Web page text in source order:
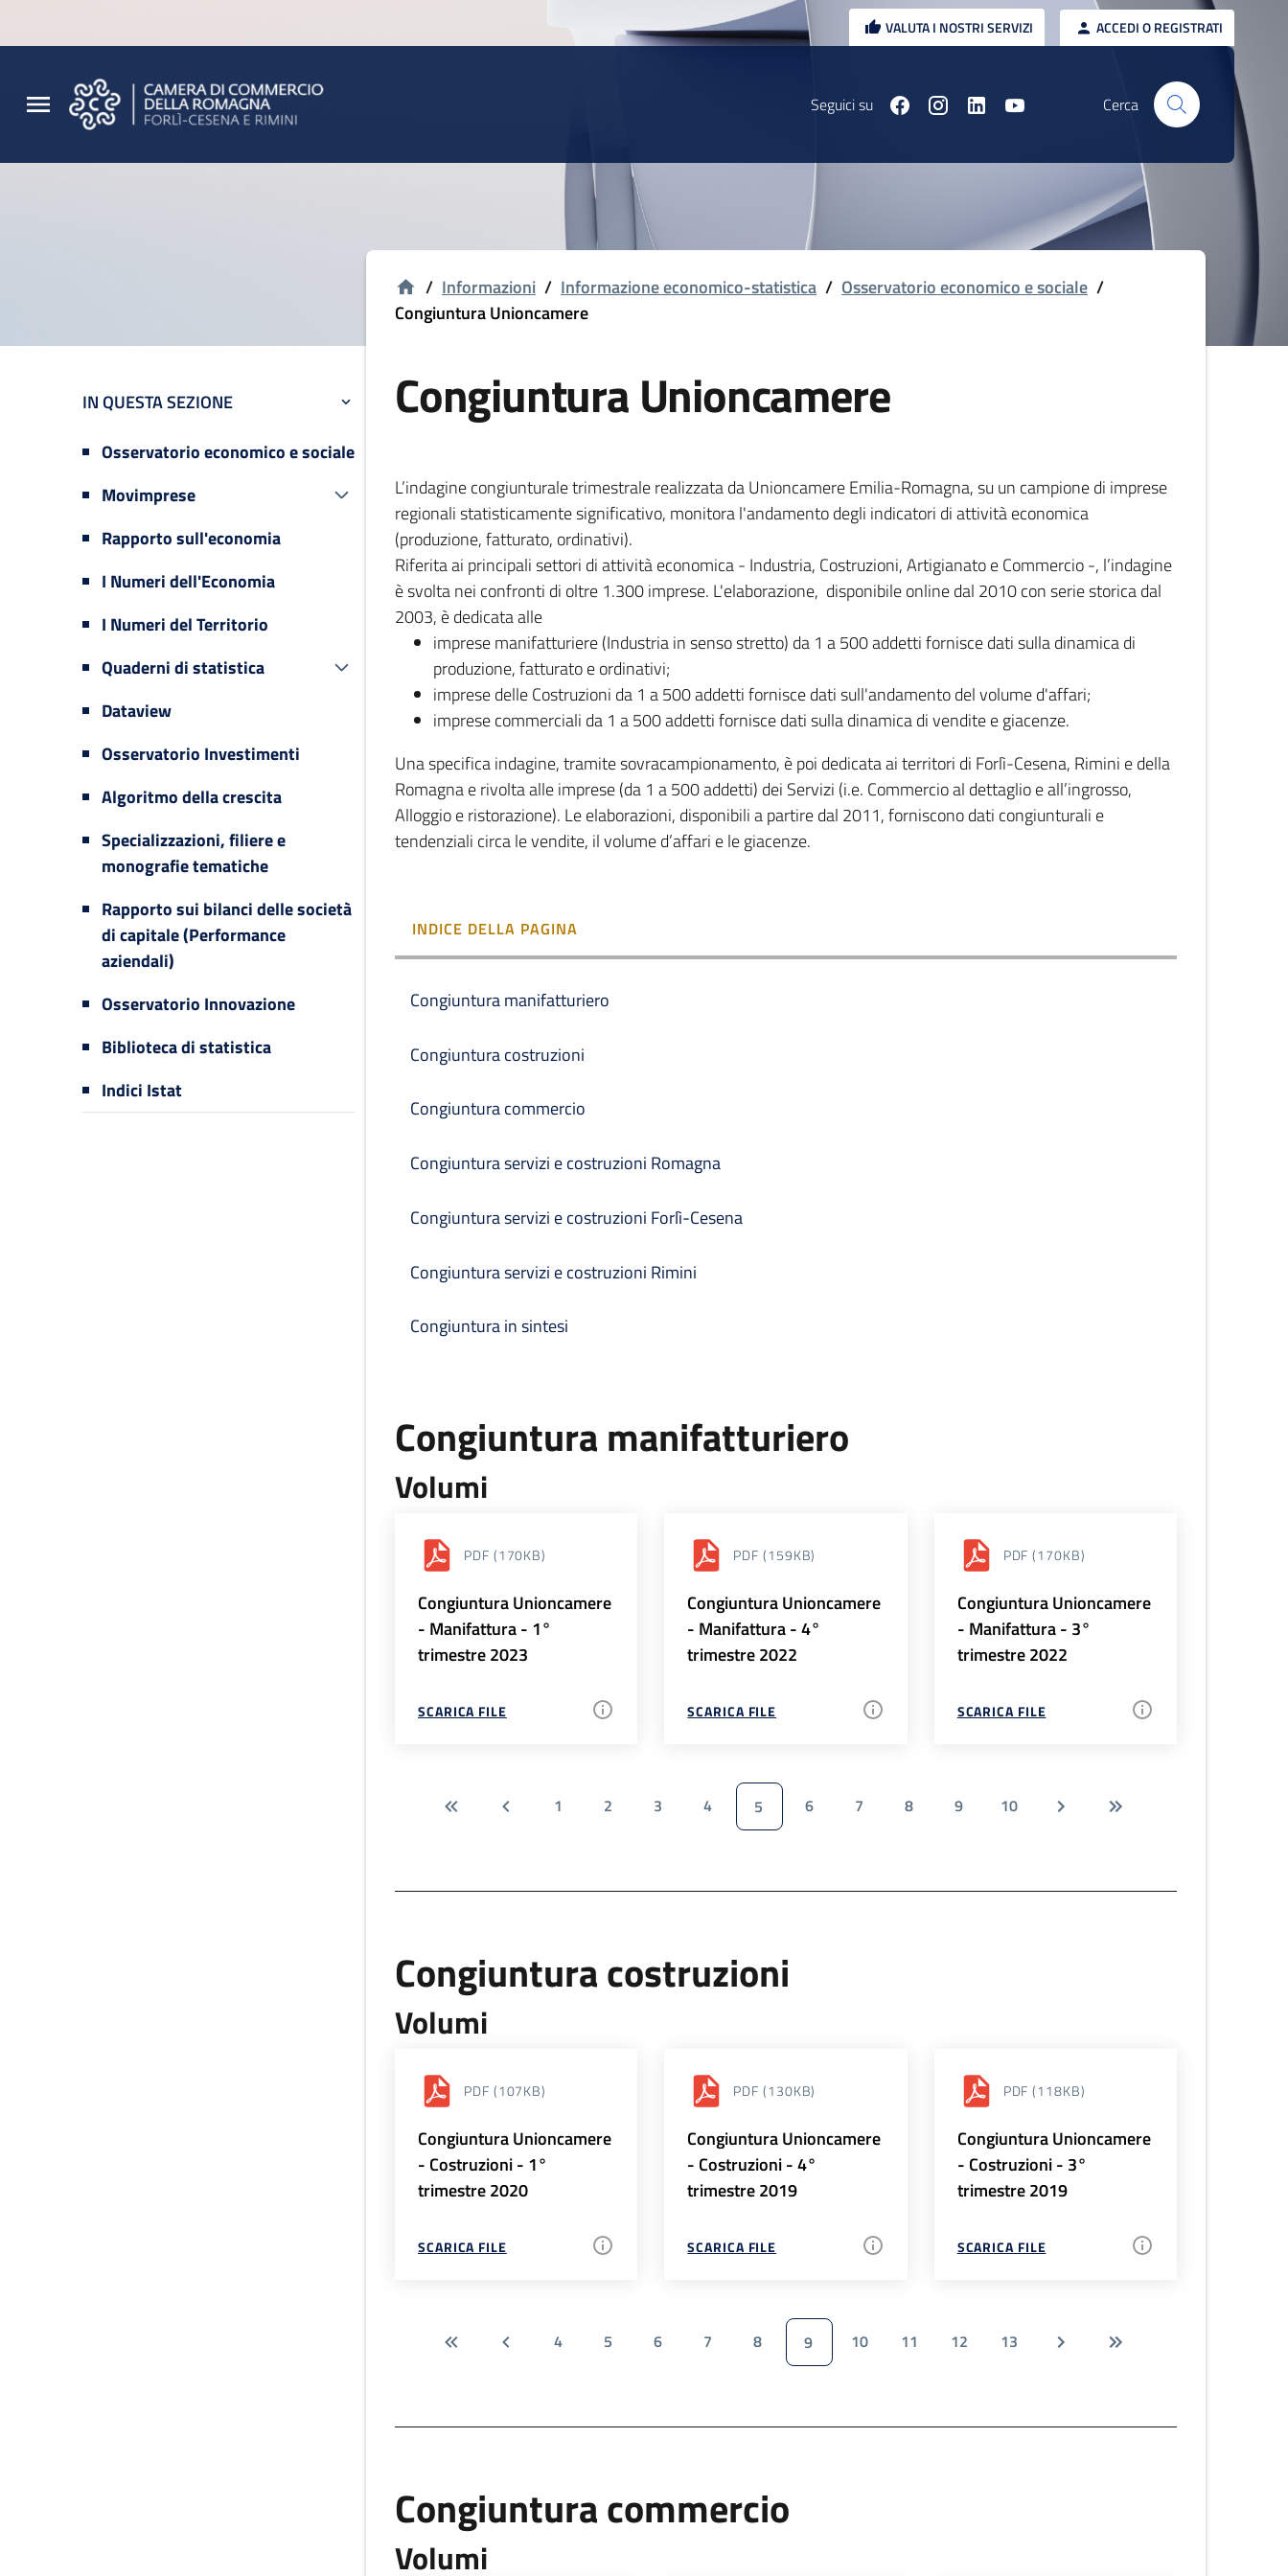
VALUTA I NOSTRI SERVIZI ACCEDI O REGISTRATI
Seguici su Cerca
IN QUESTA SEZIONE
Osservatorio economico e sociale
Movimprese
Rapporto sull'economia
I Numeri dell'Economia
I Numeri del Territorio
Quaderni di statistica
Dataview
Osservatorio Investimenti
Algoritmo della crescita
Specializzazioni, filiere e
monografie tematiche
Rapporto sui bilanci delle società
di capitale (Performance
aziendali)
Osservatorio Innovazione
Biblioteca di statistica
Indici Istat
/ Informazioni / Informazione economico-statistica / Osservatorio economico e sociale /
Congiuntura Unioncamere
Congiuntura Unioncamere
L’indagine congiunturale trimestrale realizzata da Unioncamere Emilia-Romagna, su un campione di imprese
regionali statisticamente significativo, monitora l'andamento degli indicatori di attività economica
(produzione, fatturato, ordinativi).
Riferita ai principali settori di attività economica - Industria, Costruzioni, Artigianato e Commercio -, l’indagine
è svolta nei confronti di oltre 1.300 imprese. L'elaborazione, disponibile online dal 2010 con serie storica dal
2003, è dedicata alle
imprese manifatturiere (Industria in senso stretto) da 1 a 500 addetti fornisce dati sulla dinamica di
produzione, fatturato e ordinativi;
imprese delle Costruzioni da 1 a 500 addetti fornisce dati sull'andamento del volume d'affari;
imprese commerciali da 1 a 500 addetti fornisce dati sulla dinamica di vendite e giacenze.
Una specifica indagine, tramite sovracampionamento, è poi dedicata ai territori di Forlì-Cesena, Rimini e della
Romagna e rivolta alle imprese (da 1 a 500 addetti) dei Servizi (i.e. Commercio al dettaglio e all’ingrosso,
Alloggio e ristorazione). Le elaborazioni, disponibili a partire dal 2011, forniscono dati congiunturali e
tendenziali circa le vendite, il volume d’affari e le giacenze.
INDICE DELLA PAGINA
Congiuntura manifatturiero
Congiuntura costruzioni
Congiuntura commercio
Congiuntura servizi e costruzioni Romagna
Congiuntura servizi e costruzioni Forlì-Cesena
Congiuntura servizi e costruzioni Rimini
Congiuntura in sintesi
Congiuntura manifatturiero
Volumi
PDF (170KB)
Congiuntura Unioncamere
- Manifattura - 1°
trimestre 2023
SCARICA FILE
PDF (159KB)
Congiuntura Unioncamere
- Manifattura - 4°
trimestre 2022
SCARICA FILE
PDF (170KB)
Congiuntura Unioncamere
- Manifattura - 3°
trimestre 2022
SCARICA FILE
1 2 3 4 5 6 7 8 9 10
Congiuntura costruzioni
Volumi
PDF (107KB)
Congiuntura Unioncamere
- Costruzioni - 1°
trimestre 2020
SCARICA FILE
PDF (130KB)
Congiuntura Unioncamere
- Costruzioni - 4°
trimestre 2019
SCARICA FILE
PDF (118KB)
Congiuntura Unioncamere
- Costruzioni - 3°
trimestre 2019
SCARICA FILE
4 5 6 7 8 9 10 11 12 13
Congiuntura commercio
Volumi